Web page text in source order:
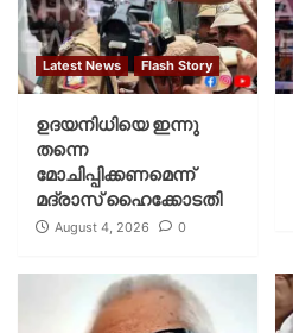
Latest News Flash Story
ഉദയനിധിയെ ഇന്നു
തന്നെ
മോചിപ്പിക്കണമെന്ന്
മദ്രാസ് ഹൈക്കോടതി
August 4, 2026 0